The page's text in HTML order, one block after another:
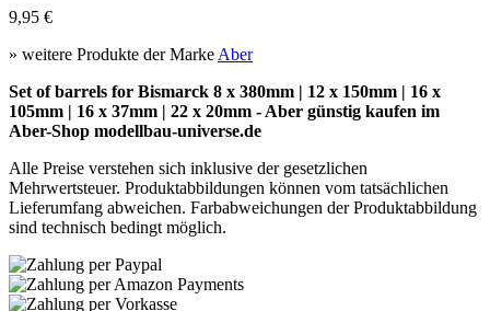
9,95 €
» weitere Produkte der Marke Aber
Set of barrels for Bismarck 8 x 380mm | 12 x 150mm | 16 x
105mm | 16 x 37mm | 22 x 20mm - Aber günstig kaufen im
Aber-Shop modellbau-universe.de
Alle Preise verstehen sich inklusive der gesetzlichen
Mehrwertsteuer. Produktabbildungen können vom tatsächlichen
Lieferumfang abweichen. Farbabweichungen der Produktabbildung
sind technisch bedingt möglich.